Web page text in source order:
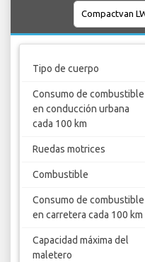
Tipo de cuerpo
Consumo de combustible
en conducción urbana
cada 100 km
Ruedas motrices
Combustible
Consumo de combustible
en carretera cada 100 km
Capacidad máxima del
maletero